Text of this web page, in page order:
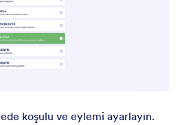
koşulu ve eylemi ayarlayın.